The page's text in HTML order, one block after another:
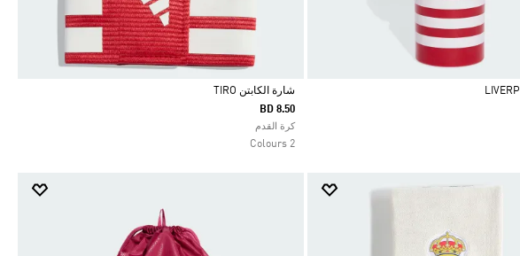
Selected
شارة الكابتن TIRO
BD 8.50
كرة القدم
2 Colours